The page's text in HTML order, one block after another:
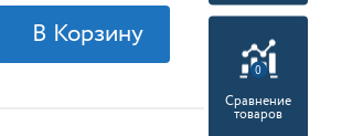
0
Сравнение
товаров